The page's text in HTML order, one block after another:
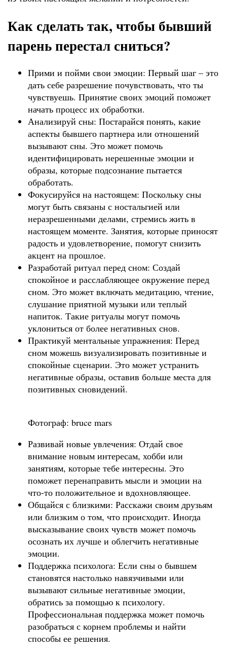
Как сделать так, чтобы бывший
парень перестал сниться?
Прими и пойми свои эмоции: Первый шаг – это
дать себе разрешение почувствовать, что ты
чувствуешь. Принятие своих эмоций поможет
начать процесс их обработки.
Анализируй сны: Постарайся понять, какие
аспекты бывшего партнера или отношений
вызывают сны. Это может помочь
идентифицировать нерешенные эмоции и
образы, которые подсознание пытается
обработать.
Фокусируйся на настоящем: Поскольку сны
могут быть связаны с ностальгией или
неразрешенными делами, стремись жить в
настоящем моменте. Занятия, которые приносят
радость и удовлетворение, помогут снизить
акцент на прошлое.
Разработай ритуал перед сном: Создай
спокойное и расслабляющее окружение перед
сном. Это может включать медитацию, чтение,
слушание приятной музыки или теплый
напиток. Такие ритуалы могут помочь
уклониться от более негативных снов.
Практикуй ментальные упражнения: Перед
сном можешь визуализировать позитивные и
спокойные сценарии. Это может устранить
негативные образы, оставив больше места для
позитивных сновидений.
Фотограф: bruce mars
Развивай новые увлечения: Отдай свое
внимание новым интересам, хобби или
занятиям, которые тебе интересны. Это
поможет перенаправить мысли и эмоции на
что-то положительное и вдохновляющее.
Общайся с близкими: Расскажи своим друзьям
или близким о том, что происходит. Иногда
высказывание своих чувств может помочь
осознать их лучше и облегчить негативные
эмоции.
Поддержка психолога: Если сны о бывшем
становятся настолько навязчивыми или
вызывают сильные негативные эмоции,
обратись за помощью к психологу.
Профессиональная поддержка может помочь
разобраться с корнем проблемы и найти
способы ее решения.